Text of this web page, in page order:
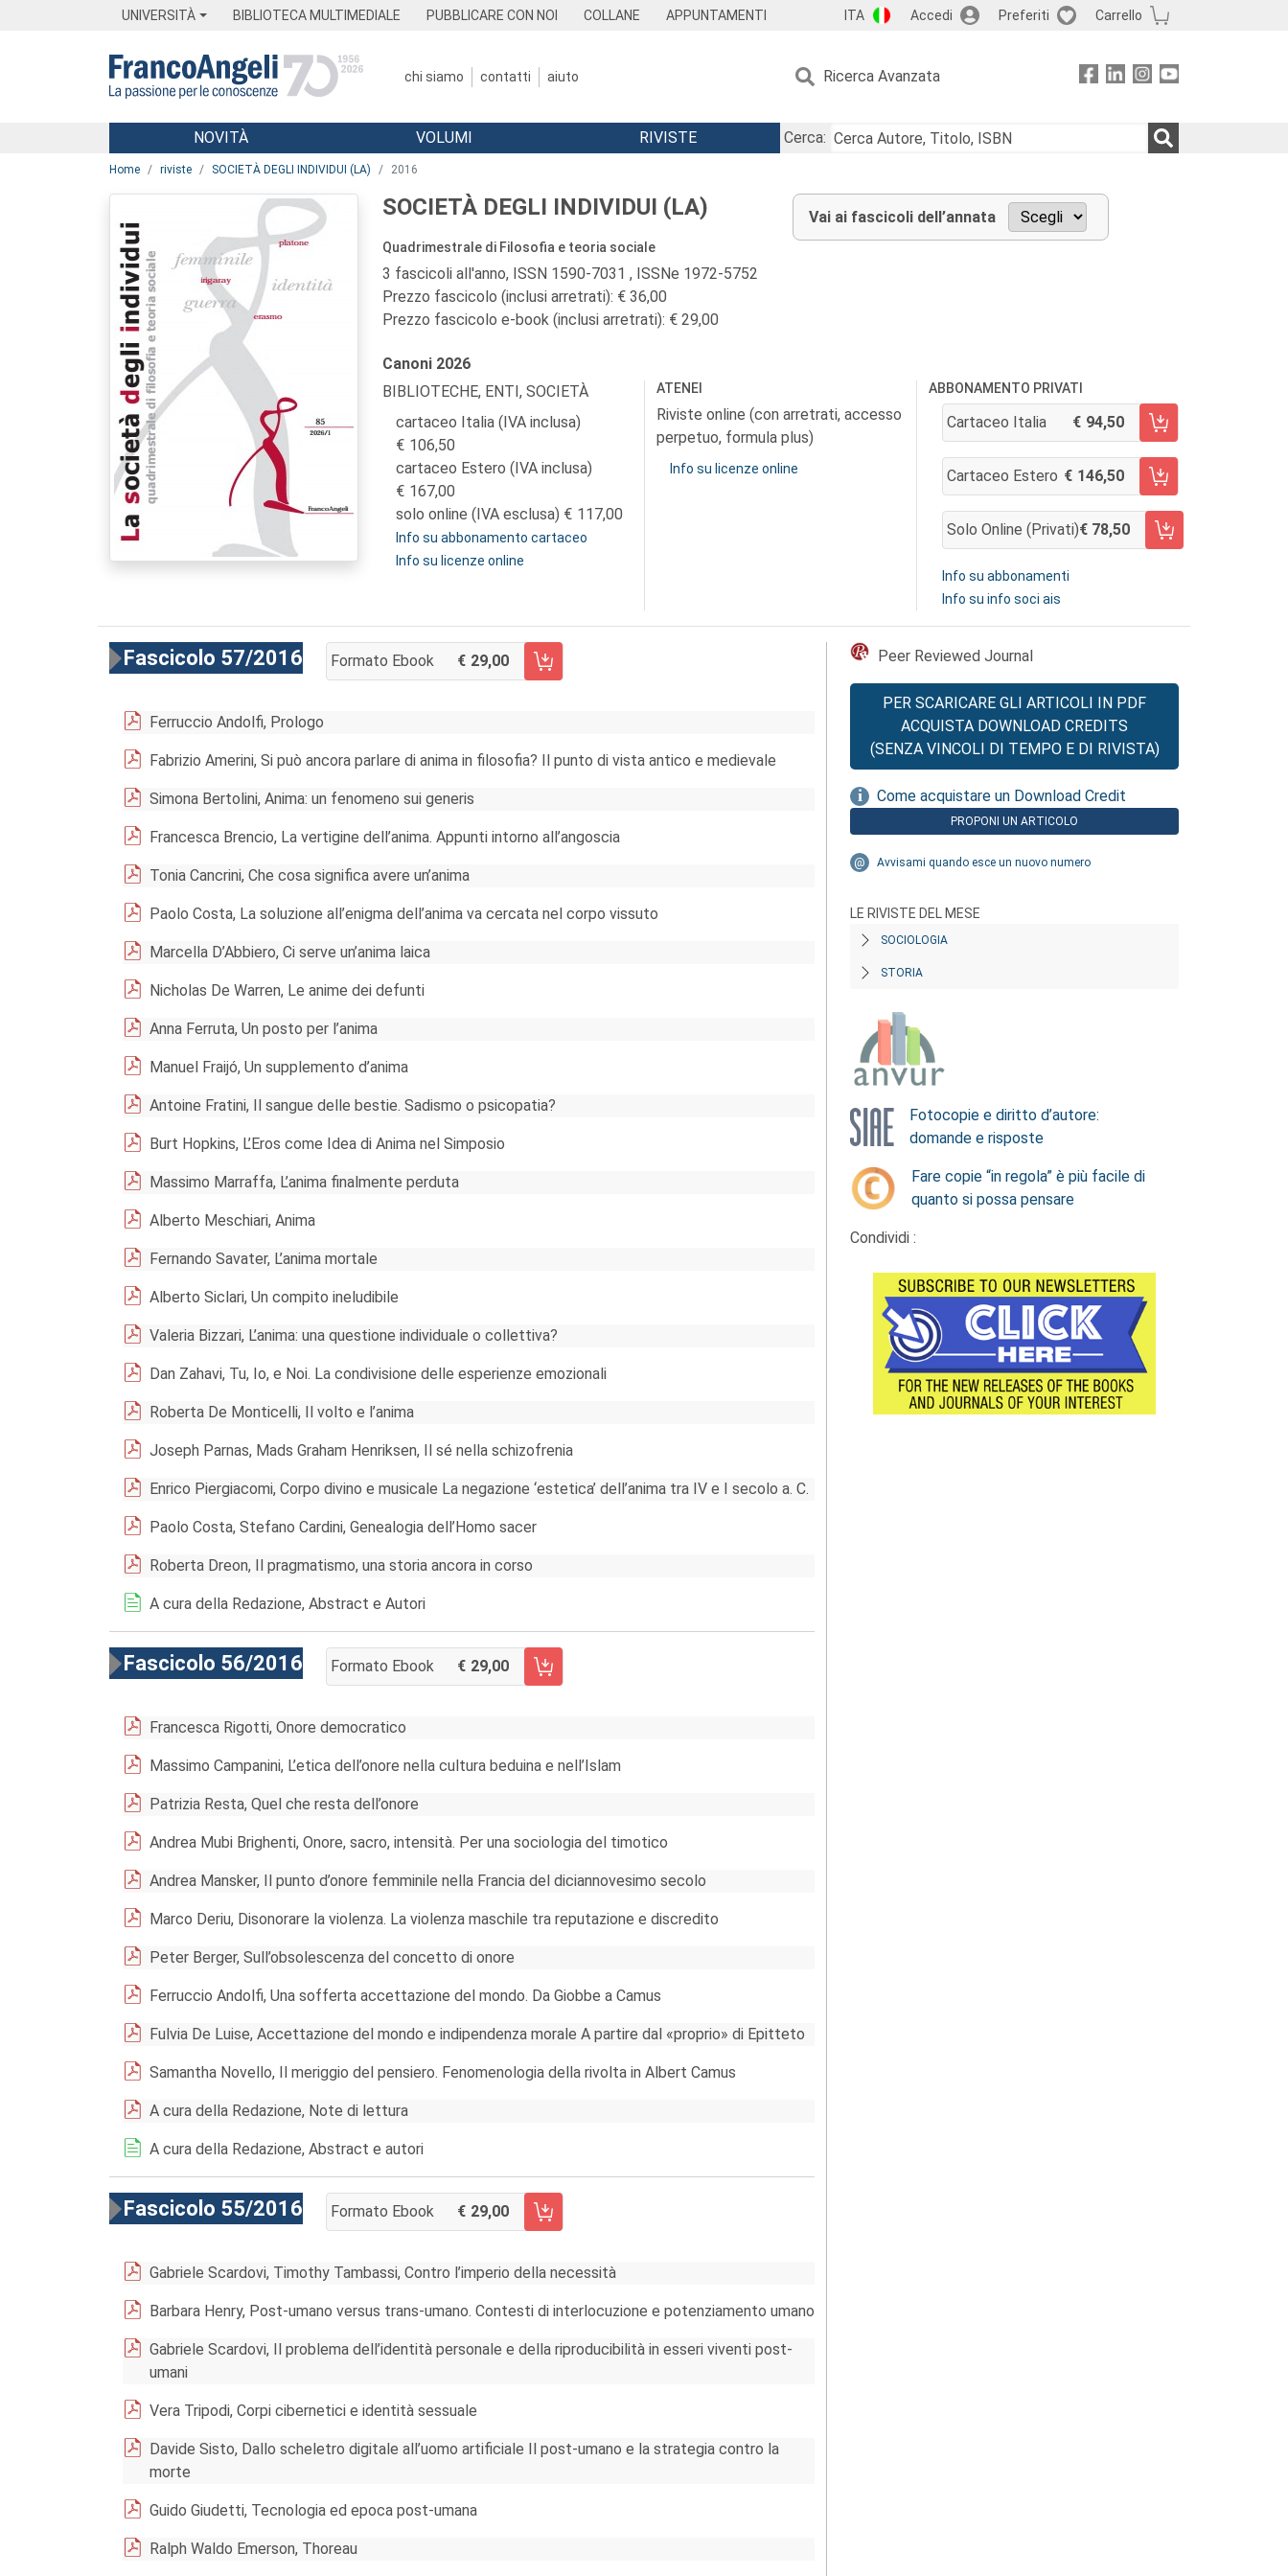
UNIVERSITÀ BIBLIOTECA MULTIMEDIALE PUBBLICARE CON NOI COLLANE APPUNTAMENTI ITA Accedi Preferiti Carrello
chi siamo contatti aiuto Ricerca Avanzata
Menu
NOVITÀ VOLUMI RIVISTE
Cerca:
Home riviste SOCIETÀ DEGLI INDIVIDUI (LA) 2016
SOCIETÀ DEGLI INDIVIDUI (LA)
Quadrimestrale di Filosofia e teoria sociale
3 fascicoli all'anno, ISSN 1590-7031 , ISSNe 1972-5752
Prezzo fascicolo (inclusi arretrati): € 36,00
Prezzo fascicolo e-book (inclusi arretrati): € 29,00
Vai ai fascicoli dell’annata
Canoni 2026
BIBLIOTECHE, ENTI, SOCIETÀ
cartaceo Italia (IVA inclusa)
106,50
cartaceo Estero (IVA inclusa)
167,00
solo online (IVA esclusa)
117,00
Info su abbonamento cartaceo
Info su licenze online
ATENEI
Riviste online (con arretrati, accesso
perpetuo, formula plus)
Info su licenze online
ABBONAMENTO PRIVATI
Cartaceo Italia 94,50
AGGIUNGI AL CARRELLO
Cartaceo Estero 146,50
AGGIUNGI AL CARRELLO
Solo Online (privati) 78,50
AGGIUNGI AL CARRELLO
Info su abbonamenti
Info su info soci ais
Fascicolo 57/2016 Formato Ebook 29,00
AGGIUNGI AL CARRELLO FASCICOLO 57/2016
Ferruccio Andolfi, Prologo
Fabrizio Amerini, Si può ancora parlare di anima in filosofia? Il punto di vista antico e medievale
Simona Bertolini, Anima: un fenomeno sui generis
Francesca Brencio, La vertigine dell’anima. Appunti intorno all’angoscia
Tonia Cancrini, Che cosa significa avere un’anima
Paolo Costa, La soluzione all’enigma dell’anima va cercata nel corpo vissuto
Marcella D’Abbiero, Ci serve un’anima laica
Nicholas De Warren, Le anime dei defunti
Anna Ferruta, Un posto per l’anima
Manuel Fraijó, Un supplemento d’anima
Antoine Fratini, Il sangue delle bestie. Sadismo o psicopatia?
Burt Hopkins, L’Eros come Idea di Anima nel Simposio
Massimo Marraffa, L’anima finalmente perduta
Alberto Meschiari, Anima
Fernando Savater, L’anima mortale
Alberto Siclari, Un compito ineludibile
Valeria Bizzari, L’anima: una questione individuale o collettiva?
Dan Zahavi, Tu, Io, e Noi. La condivisione delle esperienze emozionali
Roberta De Monticelli, Il volto e l’anima
Joseph Parnas, Mads Graham Henriksen, Il sé nella schizofrenia
Enrico Piergiacomi, Corpo divino e musicale La negazione ‘estetica’ dell’anima tra IV e I secolo a. C.
Paolo Costa, Stefano Cardini, Genealogia dell’Homo sacer
Roberta Dreon, Il pragmatismo, una storia ancora in corso
A cura della Redazione, Abstract e Autori
Fascicolo 56/2016 Formato Ebook 29,00
AGGIUNGI AL CARRELLO FASCICOLO 56/2016
Francesca Rigotti, Onore democratico
Massimo Campanini, L’etica dell’onore nella cultura beduina e nell’Islam
Patrizia Resta, Quel che resta dell’onore
Andrea Mubi Brighenti, Onore, sacro, intensità. Per una sociologia del timotico
Andrea Mansker, Il punto d’onore femminile nella Francia del diciannovesimo secolo
Marco Deriu, Disonorare la violenza. La violenza maschile tra reputazione e discredito
Peter Berger, Sull’obsolescenza del concetto di onore
Ferruccio Andolfi, Una sofferta accettazione del mondo. Da Giobbe a Camus
Fulvia De Luise, Accettazione del mondo e indipendenza morale A partire dal «proprio» di Epitteto
Samantha Novello, Il meriggio del pensiero. Fenomenologia della rivolta in Albert Camus
A cura della Redazione, Note di lettura
A cura della Redazione, Abstract e autori
Fascicolo 55/2016 Formato Ebook 29,00
AGGIUNGI AL CARRELLO FASCICOLO 55/2016
Gabriele Scardovi, Timothy Tambassi, Contro l’imperio della necessità
Barbara Henry, Post-umano versus trans-umano. Contesti di interlocuzione e potenziamento umano
Gabriele Scardovi, Il problema dell’identità personale e della riproducibilità in esseri viventi post-
umani
Vera Tripodi, Corpi cibernetici e identità sessuale
Davide Sisto, Dallo scheletro digitale all’uomo artificiale Il post-umano e la strategia contro la
morte
Guido Giudetti, Tecnologia ed epoca post-umana
Ralph Waldo Emerson, Thoreau
Peer Reviewed Journal
PER SCARICARE GLI ARTICOLI IN PDF
ACQUISTA DOWNLOAD CREDITS
(SENZA VINCOLI DI TEMPO E DI RIVISTA)
Come acquistare un Download Credit
PROPONI UN ARTICOLO
Avvisami quando esce un nuovo numero
LE RIVISTE DEL MESE
SOCIOLOGIA
STORIA
Fotocopie e diritto d’autore:
domande e risposte
Fare copie “in regola” è più facile di
quanto si possa pensare
Condividi :